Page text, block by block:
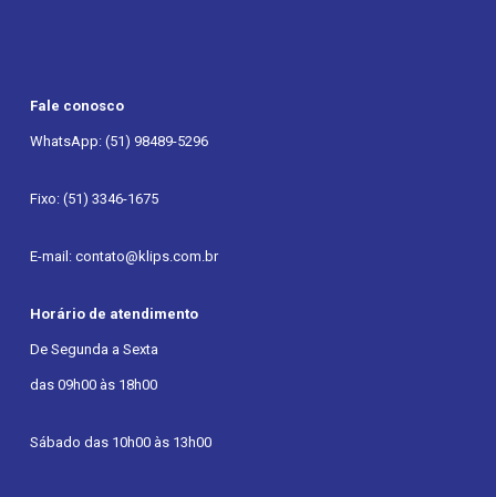
Fale conosco
WhatsApp: (51) 98489-5296
Fixo: (51) 3346-1675
E-mail: contato@klips.com.br
Horário de atendimento
De Segunda a Sexta
das 09h00 às 18h00
Sábado das 10h00 às 13h00